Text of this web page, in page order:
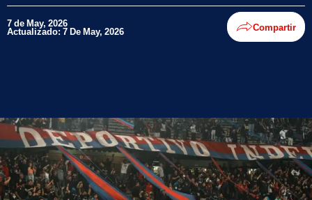
7 de May, 2026
Actualizado: 7 De May, 2026 Compartir